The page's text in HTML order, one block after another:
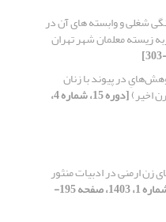
شغلی و وابسته های آن در
زیسته معلمان شهر تهران
در پیوند با زنان
اخیر) [دوره 15، شماره 4،
ارمنی در ادبیات منثور
[دوره 15، شماره 1، 1403، صفحه 195-